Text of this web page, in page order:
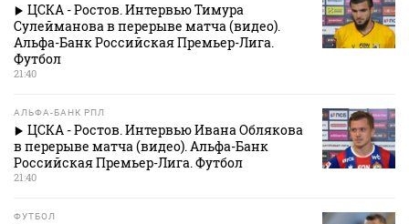
ЦСКА - Ростов. Интервью Тимура
Сулейманова в перерыве матча (видео).
Альфа-Банк Российская Премьер-Лига.
Футбол
21:40
АЛЬФА-БАНК РПЛ
ЦСКА - Ростов. Интервью Ивана Облякова
в перерыве матча (видео). Альфа-Банк
Российская Премьер-Лига. Футбол
21:40
ФУТБОЛ